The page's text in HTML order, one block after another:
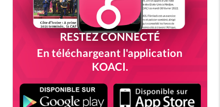
RESTEZ CONNECTÉ
En téléchargeant l'application
KOACI.